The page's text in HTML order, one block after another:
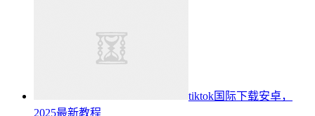
tiktok国际下载安卓，
2025最新教程